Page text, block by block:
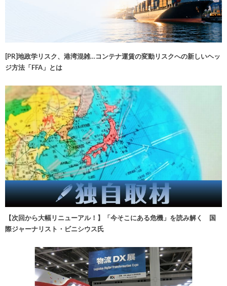
[PR]地政学リスク、港湾混雑…コンテナ運賃の変動リスクへの新しいヘッ
ジ方法「FFA」とは
【次回から大幅リニューアル！】「今そこにある危機」を読み解く 国
際ジャーナリスト・ビニシウス氏